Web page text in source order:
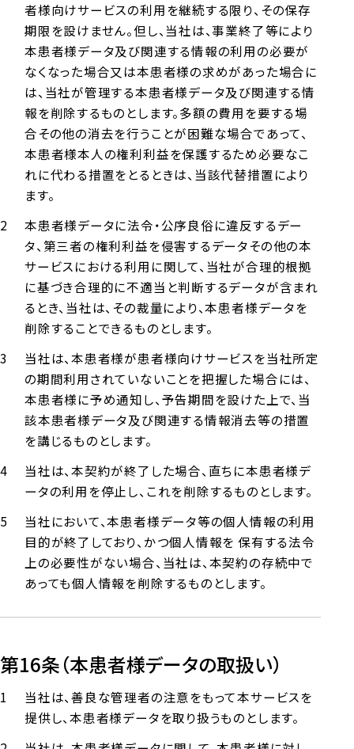
者様向けサービスの利用を継続する限り、その保存
期限を設けません。但し、当社は、事業終了等により
本患者様データ及び関連する情報の利用の必要が
なくなった場合又は本患者様の求めがあった場合に
は、当社が管理する本患者様データ及び関連する情
報を削除するものとします。多額の費用を要する場
合その他の消去を行うことが困難な場合であって、
本患者様本人の権利利益を保護するため必要なこ
れに代わる措置をとるときは、当該代替措置により
ます。
本患者様データに法令・公序良俗に違反するデー
タ、第三者の権利利益を侵害するデータその他の本
サービスにおける利用に関して、当社が合理的根拠
に基づき合理的に不適当と判断するデータが含まれ
るとき、当社は、その裁量により、本患者様データを
削除することできるものとします。
当社は、本患者様が患者様向けサービスを当社所定
の期間利用されていないことを把握した場合には、
本患者様に予め通知し、予告期間を設けた上で、当
該本患者様データ及び関連する情報消去等の措置
を講じるものとします。
当社は、本契約が終了した場合、直ちに本患者様デ
ータの利用を停止し、これを削除するものとします。
当社において、本患者様データ等の個人情報の利用
目的が終了しており、かつ個人情報を 保有する法令
上の必要性がない場合、当社は、本契約の存続中で
あっても個人情報を削除するものとします。
第16条（本患者様データの取扱い）
当社は、善良な管理者の注意をもって本サービスを
提供し、本患者様データを取り扱うものとします。